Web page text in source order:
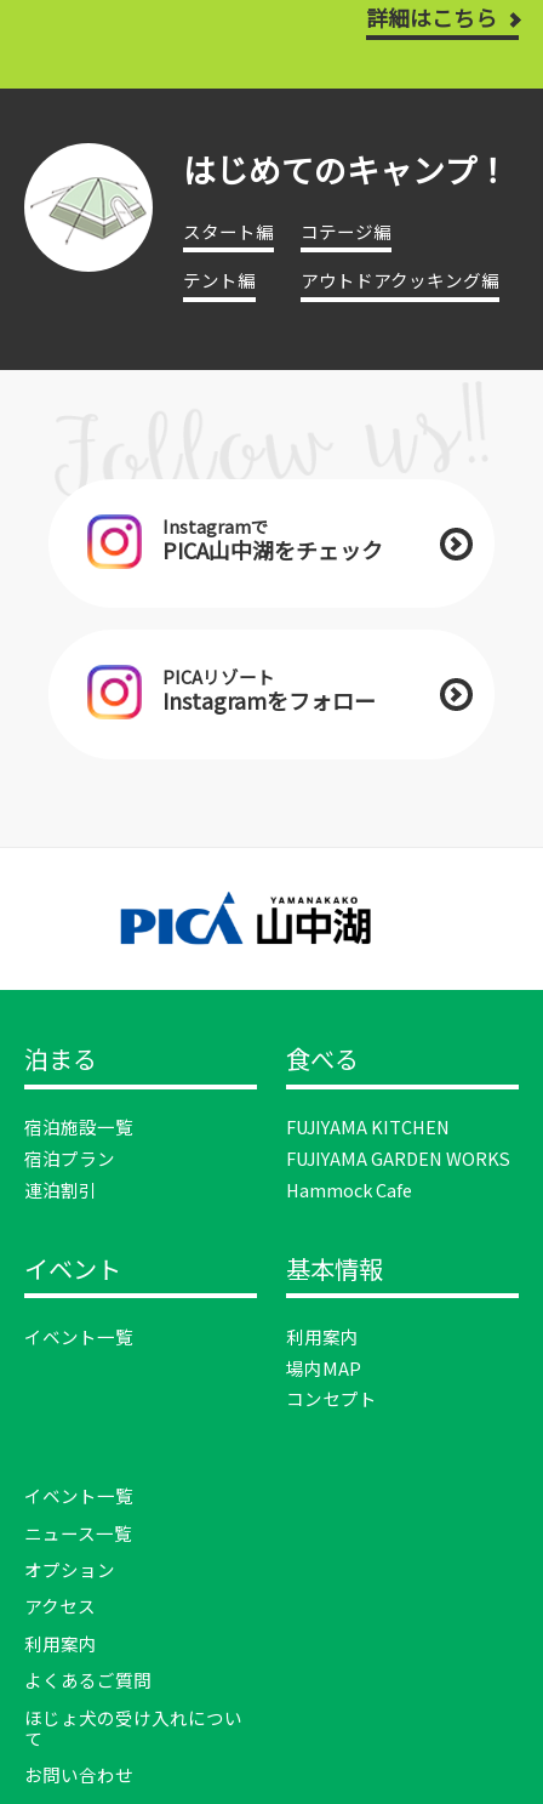
詳細はこちら
はじめてのキャンプ！
スタート編
コテージ編
テント編
アウトドアクッキング編
Instagramで
PICA山中湖をチェック
PICAリゾート
Instagramをフォロー
泊まる
宿泊施設一覧
宿泊プラン
連泊割引
食べる
FUJIYAMA KITCHEN
FUJIYAMA GARDEN WORKS
Hammock Cafe
イベント
イベント一覧
基本情報
利用案内
場内MAP
コンセプト
イベント一覧
ニュース一覧
オプション
アクセス
利用案内
よくあるご質問
ほじょ犬の受け入れについ
て
お問い合わせ